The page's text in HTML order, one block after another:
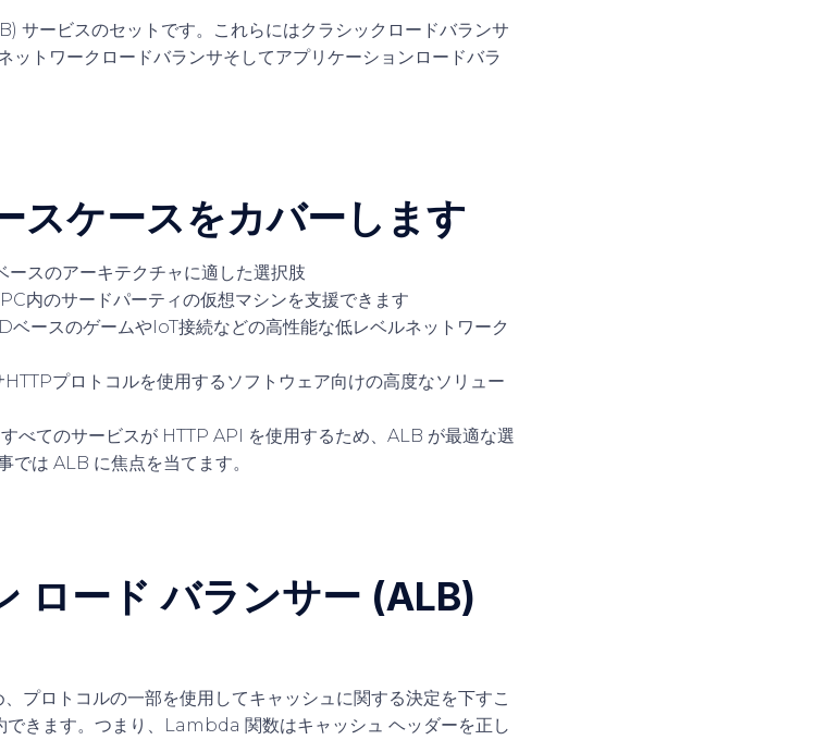
サービスのセットです。これらにはクラシックロードバランサ
ットワークロードバランサそしてアプリケーションロードバラ
スケースをカバーします
ースのアーキテクチャに適した選択肢
内のサードパーティの仮想マシンを支援できます
ベースのゲームやIoT接続などの高性能な低レベルネットワーク
HTTPプロトコルを使用するソフトウェア向けの高度なソリュー
べてのサービスが HTTP API を使用するため、ALB が最適な選
では ALB に焦点を当てます。
ロード バランサー (ALB)
プロトコルの一部を使用してキャッシュに関する決定を下すこ
きます。つまり、Lambda 関数はキャッシュ ヘッダーを正し